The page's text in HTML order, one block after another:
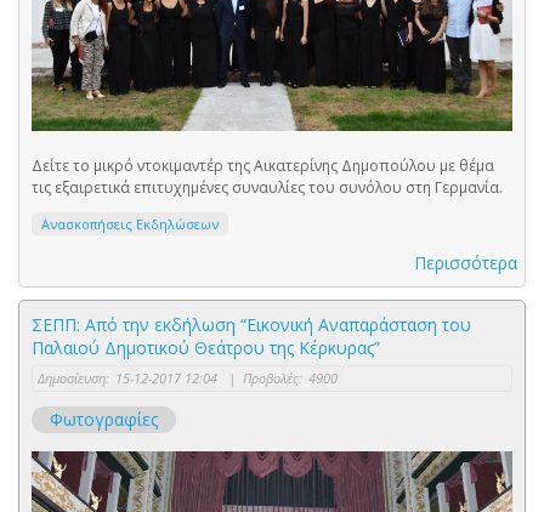
Δείτε το μικρό ντοκιμαντέρ της Αικατερίνης Δημοπούλου με θέμα
τις εξαιρετικά επιτυχημένες συναυλίες του συνόλου στη Γερμανία.
Ανασκοπήσεις Εκδηλώσεων
Περισσότερα
ΣΕΠΠ: Από την εκδήλωση “Εικονική Αναπαράσταση του
Παλαιού Δημοτικού Θεάτρου της Κέρκυρας”
Δημοσίευση: 15-12-2017 12:04 | Προβολές: 4900
Φωτογραφίες